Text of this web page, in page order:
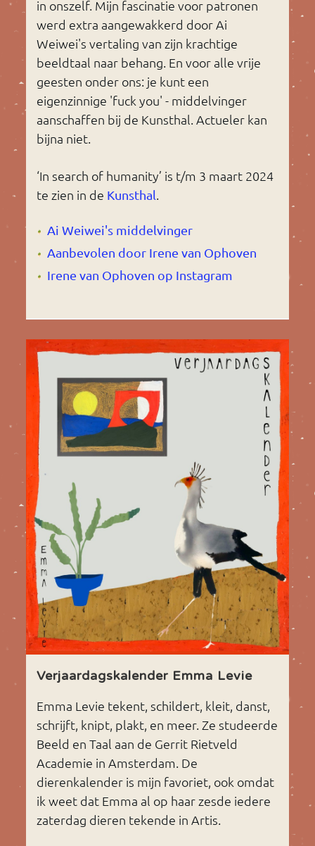
in onszelf. Mijn fascinatie voor patronen
werd extra aangewakkerd door Ai
Weiwei's vertaling van zijn krachtige
beeldtaal naar behang. En voor alle vrije
geesten onder ons: je kunt een
eigenzinnige 'fuck you' - middelvinger
aanschaffen bij de Kunsthal. Actueler kan
bijna niet.
‘In search of humanity’ is t/m 3 maart 2024
te zien in de Kunsthal.
Ai Weiwei's middelvinger
Aanbevolen door Irene van Ophoven
Irene van Ophoven op Instagram
Verjaardagskalender Emma Levie
Emma Levie tekent, schildert, kleit, danst,
schrijft, knipt, plakt, en meer. Ze studeerde
Beeld en Taal aan de Gerrit Rietveld
Academie in Amsterdam. De
dierenkalender is mijn favoriet, ook omdat
ik weet dat Emma al op haar zesde iedere
zaterdag dieren tekende in Artis.